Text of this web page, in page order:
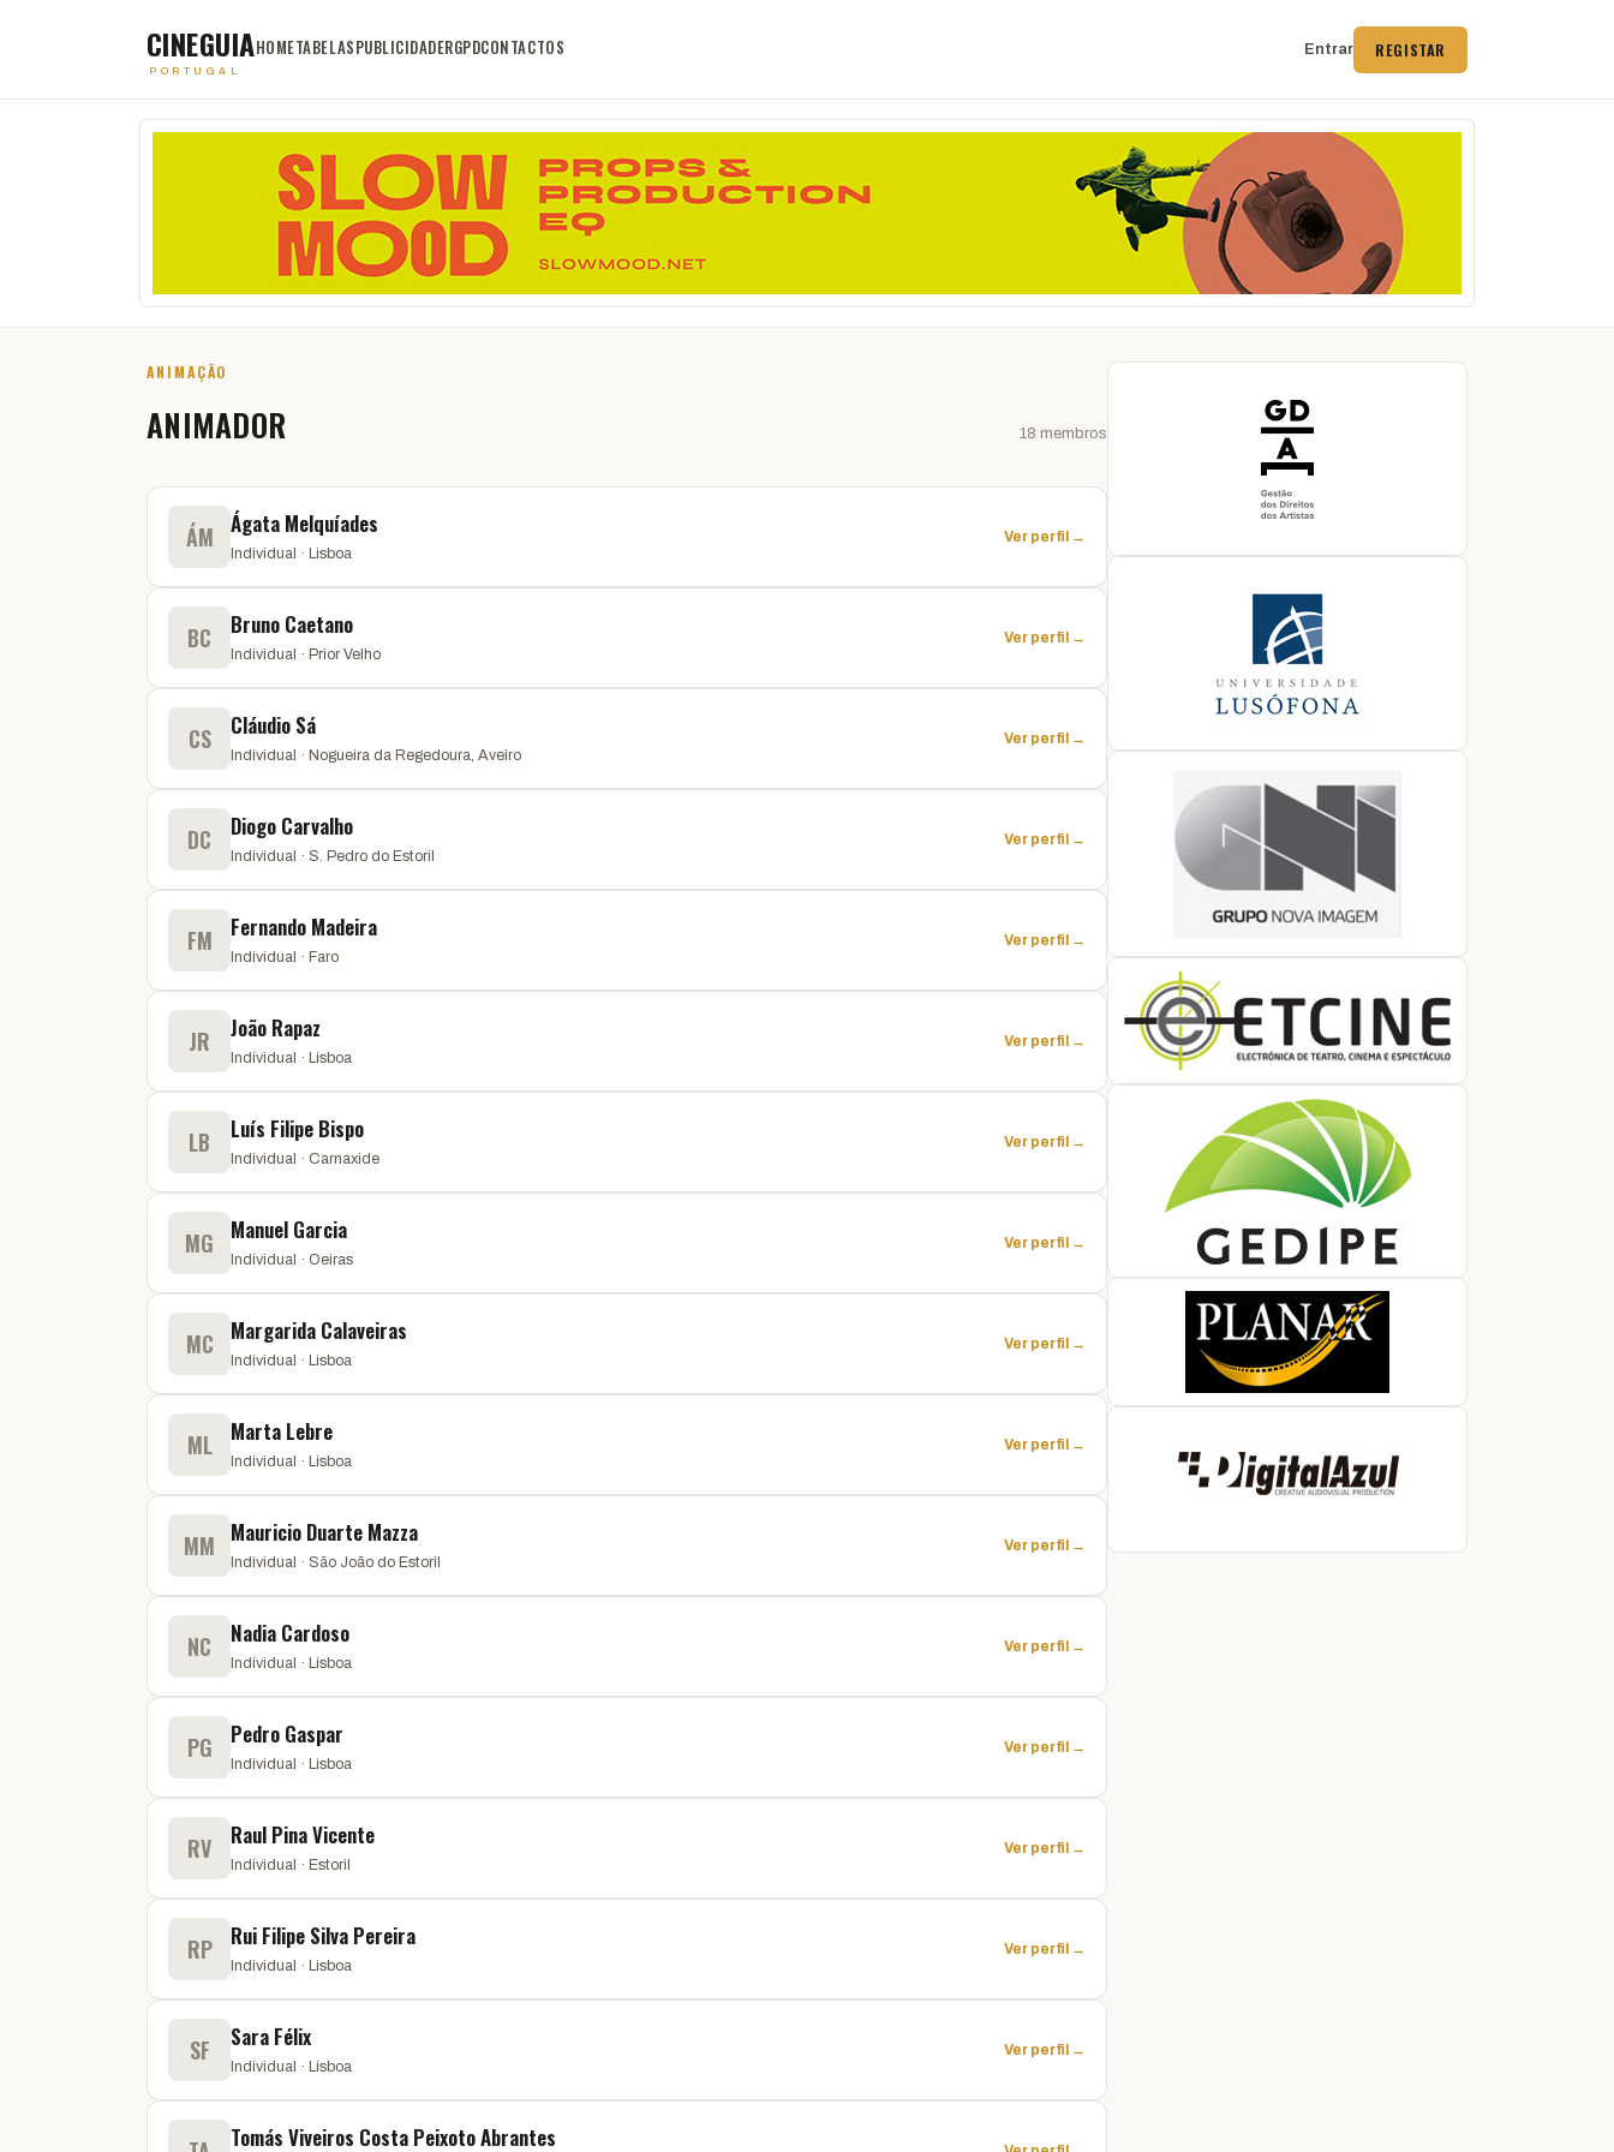
CINEGUIA
PORTUGAL
HOMETABELASPUBLICIDADERGPDCONTACTOS Entrar REGISTAR
ANIMAÇÃO
ANIMADOR 18 membros
ÁM Ágata Melquíades
Individual · Lisboa
Ver perfil →
BC Bruno Caetano
Individual · Prior Velho
Ver perfil →
CS Cláudio Sá
Individual · Nogueira da Regedoura, Aveiro
Ver perfil →
DC Diogo Carvalho
Individual · S. Pedro do Estoril
Ver perfil →
FM Fernando Madeira
Individual · Faro
Ver perfil →
JR João Rapaz
Individual · Lisboa
Ver perfil →
LB Luís Filipe Bispo
Individual · Carnaxide
Ver perfil →
MG Manuel Garcia
Individual · Oeiras
Ver perfil →
MC Margarida Calaveiras
Individual · Lisboa
Ver perfil →
ML Marta Lebre
Individual · Lisboa
Ver perfil →
MM Mauricio Duarte Mazza
Individual · São João do Estoril
Ver perfil →
NC Nadia Cardoso
Individual · Lisboa
Ver perfil →
PG Pedro Gaspar
Individual · Lisboa
Ver perfil →
RV Raul Pina Vicente
Individual · Estoril
Ver perfil →
RP Rui Filipe Silva Pereira
Individual · Lisboa
Ver perfil →
SF Sara Félix
Individual · Lisboa
Ver perfil →
Tomás Viveiros Costa Peixoto Abrantes